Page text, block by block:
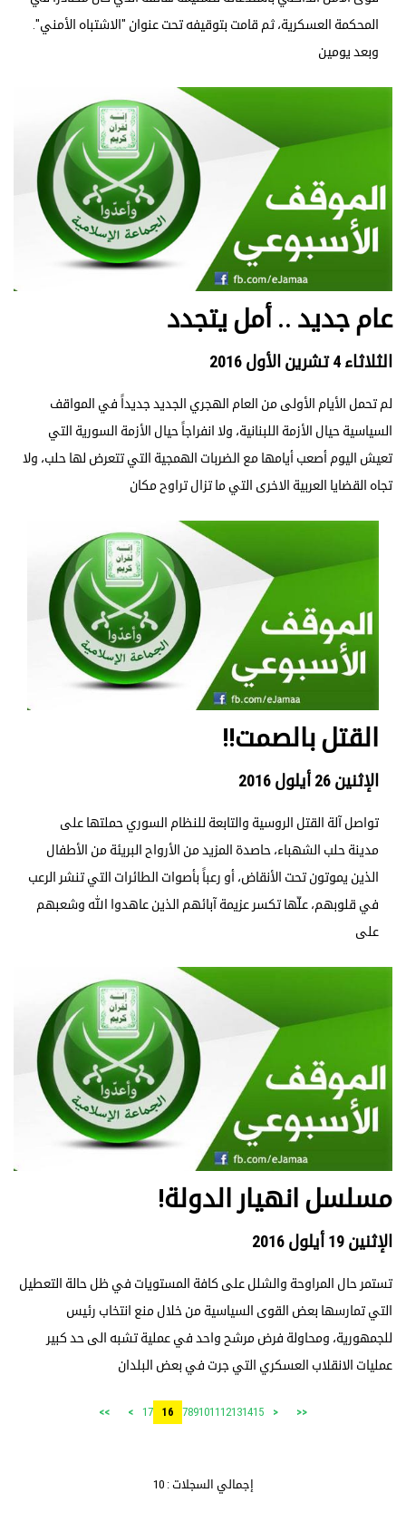
المحكمة العسكرية، ثم قامت بتوقيفه تحت عنوان "الاشتباه الأمني".
وبعد يومين
عام جديد .. أمل يتجدد
الثلاثاء 4 تشرين الأول 2016
لم تحمل الأيام الأولى من العام الهجري الجديد جديداً في المواقف
السياسية حيال الأزمة اللبنانية، ولا انفراجاً حيال الأزمة السورية التي
تعيش اليوم أصعب أيامها مع الضربات الهمجية التي تتعرض لها حلب، ولا
تجاه القضايا العربية الاخرى التي ما تزال تراوح مكان
القتل بالصمت!!
الإثنين 26 أيلول 2016
تواصل آلة القتل الروسية والتابعة للنظام السوري حملتها على
مدينة حلب الشهباء، حاصدة المزيد من الأرواح البريئة من الأطفال
الذين يموتون تحت الأنقاض، أو رعباً بأصوات الطائرات التي تنشر الرعب
في قلوبهم، علّها تكسر عزيمة آبائهم الذين عاهدوا الله وشعبهم
على
مسلسل انهيار الدولة!
الإثنين 19 أيلول 2016
تستمر حال المراوحة والشلل على كافة المستويات في ظل حالة التعطيل
التي تمارسها بعض القوى السياسية من خلال منع انتخاب رئيس
للجمهورية، ومحاولة فرض مرشح واحد في عملية تشبه الى حد كبير
عمليات الانقلاب العسكري التي جرت في بعض البلدان
<<
<
789101112131415
16
17
>
>>
إجمالي السجلات : 10